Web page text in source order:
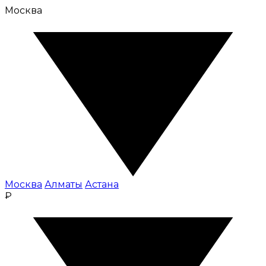
Москва
Москва Алматы Астана
₽